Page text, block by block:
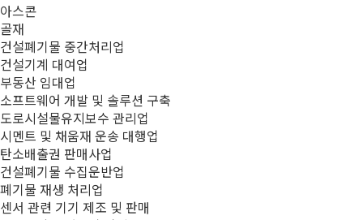
아스콘
골재
건설폐기물 중간처리업
건설기계 대여업
부동산 임대업
소프트웨어 개발 및 솔루션 구축
도로시설물유지보수 관리업
시멘트 및 채움재 운송 대행업
탄소배출권 판매사업
건설폐기물 수집운반업
폐기물 재생 처리업
센서 관련 기기 제조 및 판매